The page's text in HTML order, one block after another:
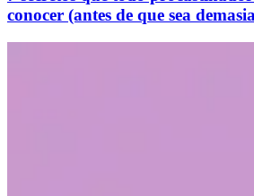
conocer (antes de que sea